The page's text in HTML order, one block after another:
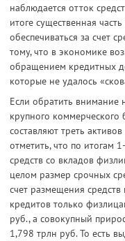
наблюдается отток
итоге существенная
обеспечиваться за счет
тому, что в экономике
обращением кредитных
которые не удалось
Если обратить внимание
крупного коммерческого
составляют треть
отметить, что по итогам
средств со вкладов
целом размер срочных
счет размещения
кредитов только
руб., а совокупный
1,798 трлн руб. То есть